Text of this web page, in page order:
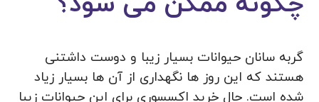
گربه سانان حیوانات بسیار زیبا و دوست داشتنی
هستند که این روز ها نگهداری از آن ها بسیار زیاد
شده است. حال خرید اکسسوری برای این حیوانات زیبا